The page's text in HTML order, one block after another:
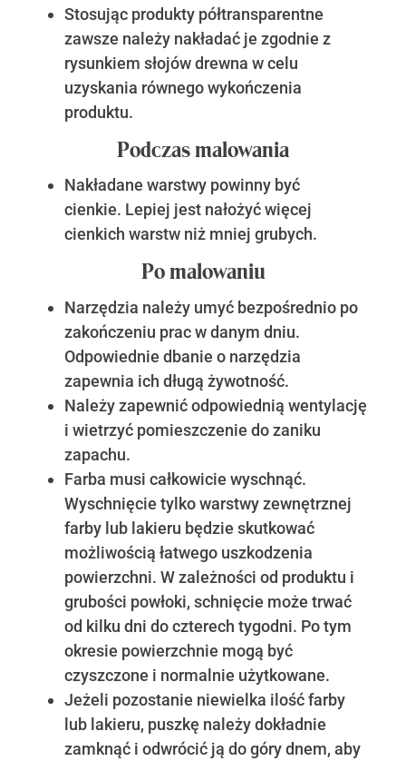
Stosując produkty półtransparentne
zawsze należy nakładać je zgodnie z
rysunkiem słojów drewna w celu
uzyskania równego wykończenia
produktu.
Podczas malowania
Nakładane warstwy powinny być
cienkie. Lepiej jest nałożyć więcej
cienkich warstw niż mniej grubych.
Po malowaniu
Narzędzia należy umyć bezpośrednio po
zakończeniu prac w danym dniu.
Odpowiednie dbanie o narzędzia
zapewnia ich długą żywotność.
Należy zapewnić odpowiednią wentylację
i wietrzyć pomieszczenie do zaniku
zapachu.
Farba musi całkowicie wyschnąć.
Wyschnięcie tylko warstwy zewnętrznej
farby lub lakieru będzie skutkować
możliwością łatwego uszkodzenia
powierzchni. W zależności od produktu i
grubości powłoki, schnięcie może trwać
od kilku dni do czterech tygodni. Po tym
okresie powierzchnie mogą być
czyszczone i normalnie użytkowane.
Jeżeli pozostanie niewielka ilość farby
lub lakieru, puszkę należy dokładnie
zamknąć i odwrócić ją do góry dnem, aby